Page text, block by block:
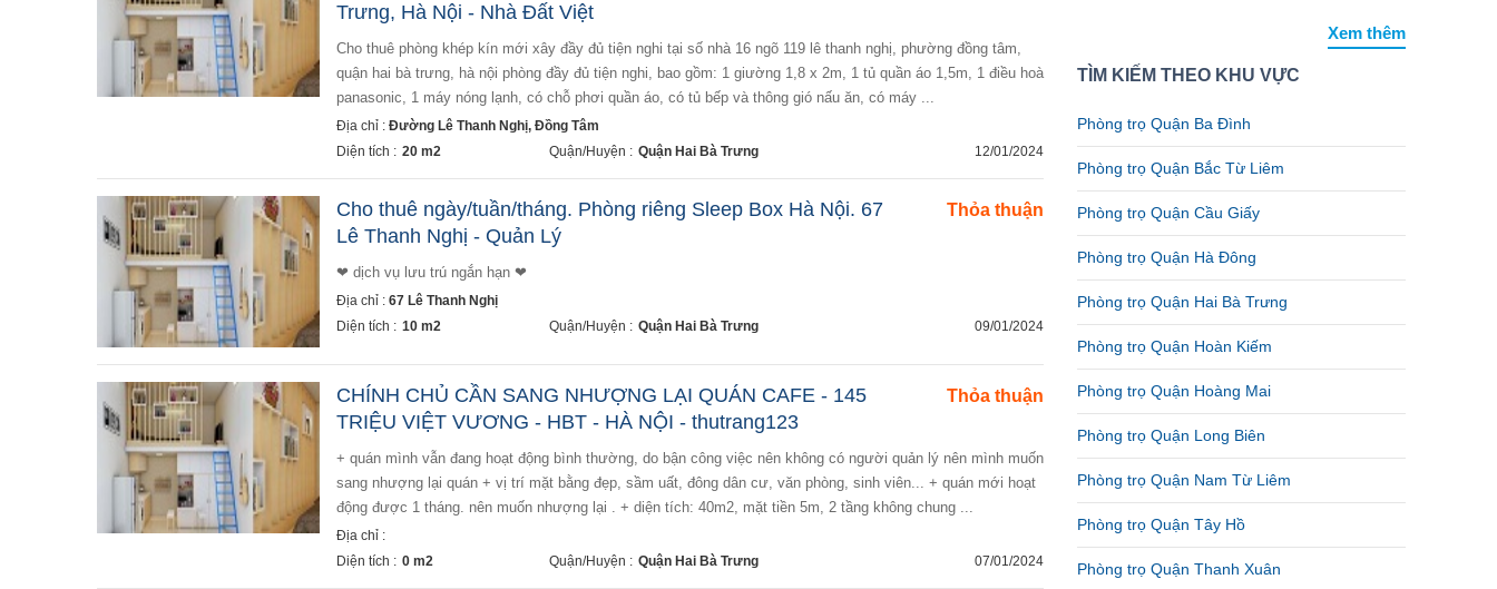
Trưng, Hà Nội - Nhà Đất Việt
cho thuê phòng khép kín mới xây đầy đủ tiện nghi tại số nhà 16 ngõ 119 lê thanh nghị, phường đồng tâm,
quận hai bà trưng, hà nội phòng đầy đủ tiện nghi, bao gồm: 1 giường 1,8 x 2m, 1 tủ quần áo 1,5m, 1 điều hoà
panasonic, 1 máy nóng lạnh, có chỗ phơi quần áo, có tủ bếp và thông gió nấu ăn, có máy ...
Địa chỉ : Đường Lê Thanh Nghị, Đồng Tâm
Diện tích : 20 m2 Quận/Huyện : Quận Hai Bà Trưng 12/01/2024
Thỏa thuận
Cho thuê ngày/tuần/tháng. Phòng riêng Sleep Box Hà Nội. 67
Lê Thanh Nghị - Quản Lý
❤ dịch vụ lưu trú ngắn hạn ❤
Địa chỉ : 67 Lê Thanh Nghị
Diện tích : 10 m2 Quận/Huyện : Quận Hai Bà Trưng 09/01/2024
Thỏa thuận
CHÍNH CHỦ CẦN SANG NHƯỢNG LẠI QUÁN CAFE - 145
TRIỆU VIỆT VƯƠNG - HBT - HÀ NỘI - thutrang123
+ quán mình vẫn đang hoạt động bình thường, do bận công việc nên không có người quản lý nên mình muốn
sang nhượng lại quán + vị trí mặt bằng đẹp, sầm uất, đông dân cư, văn phòng, sinh viên... + quán mới hoạt
động được 1 tháng. nên muốn nhượng lại . + diện tích: 40m2, mặt tiền 5m, 2 tầng không chung ...
Địa chỉ :
Diện tích : 0 m2 Quận/Huyện : Quận Hai Bà Trưng 07/01/2024
Xem thêm
TÌM KIẾM THEO KHU VỰC
Phòng trọ Quận Ba Đình
Phòng trọ Quận Bắc Từ Liêm
Phòng trọ Quận Cầu Giấy
Phòng trọ Quận Hà Đông
Phòng trọ Quận Hai Bà Trưng
Phòng trọ Quận Hoàn Kiếm
Phòng trọ Quận Hoàng Mai
Phòng trọ Quận Long Biên
Phòng trọ Quận Nam Từ Liêm
Phòng trọ Quận Tây Hồ
Phòng trọ Quận Thanh Xuân